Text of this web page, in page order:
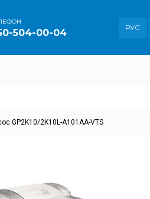
504-00-04 РУС
GP2K10/2K10L-A101AA-VTS